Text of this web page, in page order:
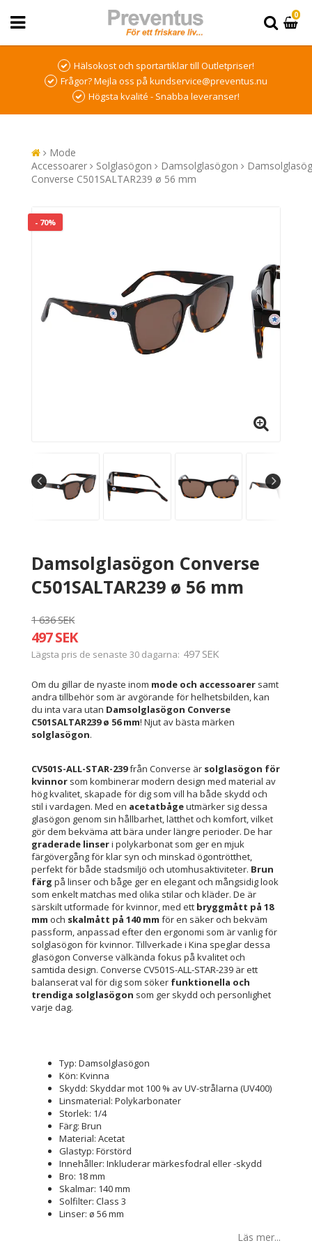
0
Hälsokost och sportartiklar till Outletpriser!
Frågor? Mejla oss på kundservice@preventus.nu
Högsta kvalité - Snabba leveranser!
Mode
Accessoarer
Solglasögon Damsolglasögon
Converse C501SALTAR239 ø 56 mm
- 70%
Damsolglasögon Converse
C501SALTAR239 ø 56 mm
1 636 SEK
497 SEK
Lägsta pris de senaste 30 dagarna 497 SEK
Om du gillar de nyaste inom mode och accessoarer samt
andra tillbehör som är avgörande för helhetsbilden, kan
du inta vara utan Damsolglasögon Converse
C501SALTAR239 ø 56 mm! Njut av bästa märken
solglasögon.
CV501S-ALL-STAR-239från Converse är solglasögon för
kvinnor som kombinerar modern design med material av
hög kvalitet, skapade för dig som vill ha både skydd och
stil i vardagen. Med en acetatbågeutmärker sig dessa
glasögon genom sin hållbarhet, lätthet och komfort, vilket
gör dem bekväma att bära under längre perioder. De har
graderade linseri polykarbonat som ger en mjuk
färgövergång för klar syn och minskad ögontrötthet,
perfekt för både stadsmiljö och utomhusaktiviteter. Brun
färg på linser och båge ger en elegant och mångsidig look
som enkelt matchas med olika stilar och kläder. De är
särskilt utformade för kvinnor, med ett bryggmått på 18
mm och skalmått på 140 mm för en säker och bekväm
passform, anpassad efter den ergonomi som är vanlig för
solglasögon för kvinnor. Tillverkade i Kina speglar dessa
glasögon Converse välkända fokus på kvalitet och
samtida design. Converse CV501S-ALL-STAR-239 är ett
balanserat val för dig som söker funktionella och
trendiga solglasögon som ger skydd och personlighet
varje dag.
Typ: Damsolglasögon
Kön: Kvinna
Skydd: Skyddar mot 100 % av UV-strålarna (UV400)
Linsmaterial: Polykarbonater
Storlek: 1/4
Färg: Brun
Material: Acetat
Glastyp: Förstörd
Innehåller: Inkluderar märkesfodral eller -skydd
Bro: 18 mm
Skalmar: 140 mm
Solfilter: Class 3
Linser: ø 56 mm
Läs mer...